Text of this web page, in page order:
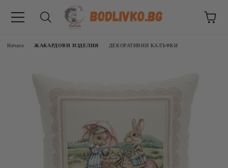
Начало ЖАКАРДОВИ ИЗДЕЛИЯ ДЕКОРАТИВНИ КАЛЪФКИ